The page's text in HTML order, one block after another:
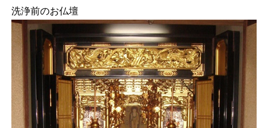
洗浄前のお仏壇